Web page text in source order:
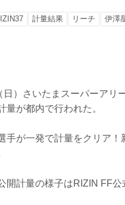
計量結果 リーチ 伊澤
日）さいたまスーパーアリ
量が都内で行われた。
手が一発で計量をクリア
開計量の様子はRIZIN FF公